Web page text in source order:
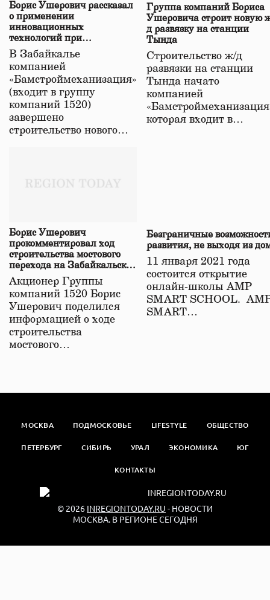
Борис Ушерович рассказал
о применении
инновационных
технологий при
строительстве нового моста
в Забайкалье
В Забайкалье
компанией
«Бамстроймеханизация»
(входит в группу
компаний 1520)
завершено
строительство нового…
Группа компаний Бориса
Ушеровича строит новую
д развязку на станции
Тында
Строительство ж/д
развязки на станции
Тында начато
компанией
которая входит в…
Борис Ушерович
прокомментировал ход
строительства мостового
перехода на Забайкальской
железной дороге
Акционер Группы
компаний 1520 Борис
Ушерович поделился
информацией о ходе
строительства
мостового…
Безграничные
развития, не выходя из
11 января 2021 года
состоится открытие
онлайн-школы АМР
SMART SCHOOL.
SMART…
МОСКВА ПОДМОСКОВЬЕ LIFESTYLE ОБЩЕСТВО
ПЕТЕРБУРГ СИБИРЬ УРАЛ ЭКОНОМИКА ЮГ
КОНТАКТЫ
© 2026 INREGIONTODAY.RU - НОВОСТИ
МОСКВА. В РЕГИОНЕ СЕГОДНЯ